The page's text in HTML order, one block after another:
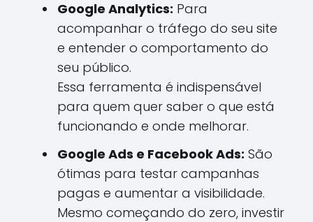
Google Analytics: Para
acompanhar o tráfego do seu site
e entender o comportamento do
seu público.
Essa ferramenta é indispensável
para quem quer saber o que está
funcionando e onde melhorar.
Google Ads e Facebook Ads: São
ótimas para testar campanhas
pagas e aumentar a visibilidade.
Mesmo começando do zero, investir